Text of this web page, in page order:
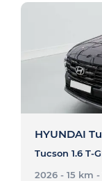
HYUNDAI
2026 - 15 km -